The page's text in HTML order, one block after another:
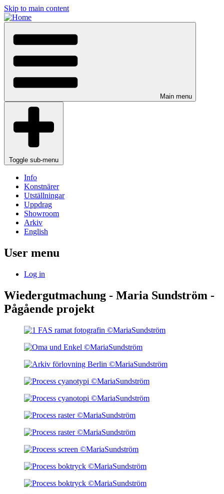
Skip to main content
Main menu
Toggle sub-menu
Info
Konstnärer
Utställningar
Uppdrag
Showroom
Arkiv
English
User menu
Log in
Wiedergutmachung - Maria Sundström -
Pågående projekt